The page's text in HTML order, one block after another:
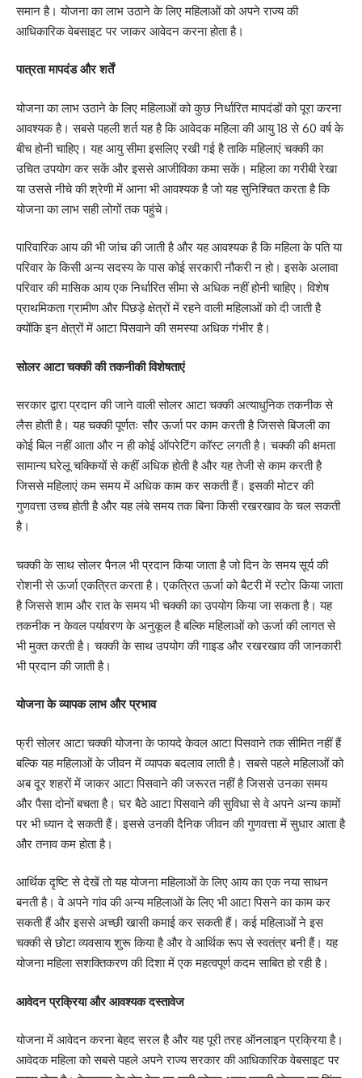
समान है। योजना का लाभ उठाने के लिए महिलाओं को अपने राज्य की
आधिकारिक वेबसाइट पर जाकर आवेदन करना होता है।
पात्रता मापदंड और शर्तें
योजना का लाभ उठाने के लिए महिलाओं को कुछ निर्धारित मापदंडों को पूरा करना
आवश्यक है। सबसे पहली शर्त यह है कि आवेदक महिला की आयु 18 से 60 वर्ष के
बीच होनी चाहिए। यह आयु सीमा इसलिए रखी गई है ताकि महिलाएं चक्की का
उचित उपयोग कर सकें और इससे आजीविका कमा सकें। महिला का गरीबी रेखा
या उससे नीचे की श्रेणी में आना भी आवश्यक है जो यह सुनिश्चित करता है कि
योजना का लाभ सही लोगों तक पहुंचे।
पारिवारिक आय की भी जांच की जाती है और यह आवश्यक है कि महिला के पति या
परिवार के किसी अन्य सदस्य के पास कोई सरकारी नौकरी न हो। इसके अलावा
परिवार की मासिक आय एक निर्धारित सीमा से अधिक नहीं होनी चाहिए। विशेष
प्राथमिकता ग्रामीण और पिछड़े क्षेत्रों में रहने वाली महिलाओं को दी जाती है
क्योंकि इन क्षेत्रों में आटा पिसवाने की समस्या अधिक गंभीर है।
सोलर आटा चक्की की तकनीकी विशेषताएं
सरकार द्वारा प्रदान की जाने वाली सोलर आटा चक्की अत्याधुनिक तकनीक से
लैस होती है। यह चक्की पूर्णतः सौर ऊर्जा पर काम करती है जिससे बिजली का
कोई बिल नहीं आता और न ही कोई ऑपरेटिंग कॉस्ट लगती है। चक्की की क्षमता
सामान्य घरेलू चक्कियों से कहीं अधिक होती है और यह तेजी से काम करती है
जिससे महिलाएं कम समय में अधिक काम कर सकती हैं। इसकी मोटर की
गुणवत्ता उच्च होती है और यह लंबे समय तक बिना किसी रखरखाव के चल सकती
है।
चक्की के साथ सोलर पैनल भी प्रदान किया जाता है जो दिन के समय सूर्य की
रोशनी से ऊर्जा एकत्रित करता है। एकत्रित ऊर्जा को बैटरी में स्टोर किया जाता
है जिससे शाम और रात के समय भी चक्की का उपयोग किया जा सकता है। यह
तकनीक न केवल पर्यावरण के अनुकूल है बल्कि महिलाओं को ऊर्जा की लागत से
भी मुक्त करती है। चक्की के साथ उपयोग की गाइड और रखरखाव की जानकारी
भी प्रदान की जाती है।
योजना के व्यापक लाभ और प्रभाव
फ्री सोलर आटा चक्की योजना के फायदे केवल आटा पिसवाने तक सीमित नहीं हैं
बल्कि यह महिलाओं के जीवन में व्यापक बदलाव लाती है। सबसे पहले महिलाओं को
अब दूर शहरों में जाकर आटा पिसवाने की जरूरत नहीं है जिससे उनका समय
और पैसा दोनों बचता है। घर बैठे आटा पिसवाने की सुविधा से वे अपने अन्य कामों
पर भी ध्यान दे सकती हैं। इससे उनकी दैनिक जीवन की गुणवत्ता में सुधार आता है
और तनाव कम होता है।
आर्थिक दृष्टि से देखें तो यह योजना महिलाओं के लिए आय का एक नया साधन
बनती है। वे अपने गांव की अन्य महिलाओं के लिए भी आटा पिसने का काम कर
सकती हैं और इससे अच्छी खासी कमाई कर सकती हैं। कई महिलाओं ने इस
चक्की से छोटा व्यवसाय शुरू किया है और वे आर्थिक रूप से स्वतंत्र बनी हैं। यह
योजना महिला सशक्तिकरण की दिशा में एक महत्वपूर्ण कदम साबित हो रही है।
आवेदन प्रक्रिया और आवश्यक दस्तावेज
योजना में आवेदन करना बेहद सरल है और यह पूरी तरह ऑनलाइन प्रक्रिया है।
आवेदक महिला को सबसे पहले अपने राज्य सरकार की आधिकारिक वेबसाइट पर